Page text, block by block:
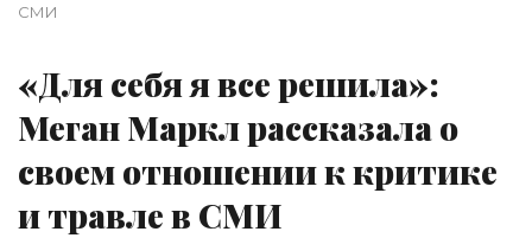
СМИ
«Для себя я все решила»:
Меган Маркл рассказала о
своем отношении к критике
и травле в СМИ